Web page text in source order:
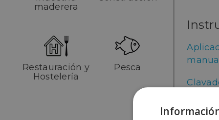
maderera
Restauración y
Hostelería
Pesca